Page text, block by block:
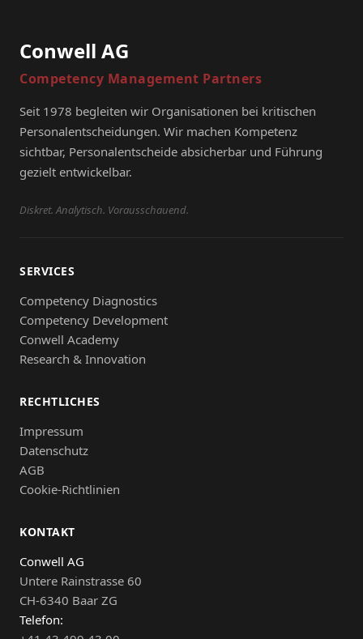
Conwell AG
Competency Management Partners
Seit 1978 begleiten wir Organisationen bei kritischen
Personalentscheidungen. Wir machen Kompetenz
sichtbar, Personalentscheide absicherbar und Führung
gezielt entwickelbar.
Diskret. Analytisch. Vorausschauend.
SERVICES
Competency Diagnostics
Competency Development
Conwell Academy
Research & Innovation
RECHTLICHES
Impressum
Datenschutz
AGB
Cookie-Richtlinien
KONTAKT
Conwell AG
Untere Rainstrasse 60
CH-6340 Baar ZG
Telefon: